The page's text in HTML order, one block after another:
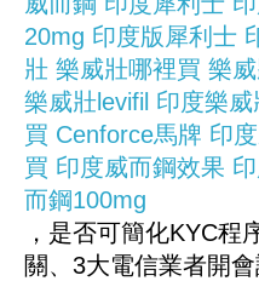
20mg 印度版犀利士
壯 樂威壯哪裡買 樂
樂威壯levifil 印度樂
買 Cenforce馬牌 印
買 印度威而鋼效果
而鋼100mg
，是否可簡化KYC程
關、3大電信業者開會